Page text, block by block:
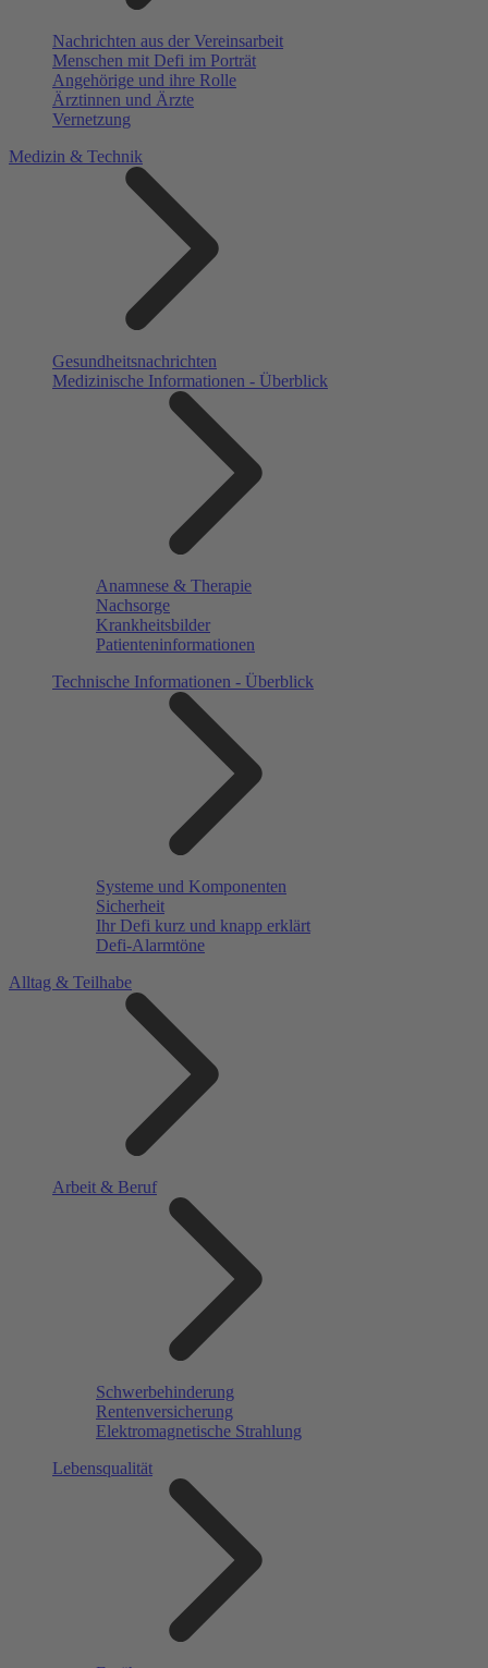
Nachrichten aus der Vereinsarbeit
Menschen mit Defi im Porträt
Angehörige und ihre Rolle
Ärztinnen und Ärzte
Vernetzung
Medizin & Technik
Gesundheitsnachrichten
Medizinische Informationen - Überblick
Anamnese & Therapie
Nachsorge
Krankheitsbilder
Patienteninformationen
Technische Informationen - Überblick
Systeme und Komponenten
Sicherheit
Ihr Defi kurz und knapp erklärt
Defi-Alarmtöne
Alltag & Teilhabe
Arbeit & Beruf
Schwerbehinderung
Rentenversicherung
Elektromagnetische Strahlung
Lebensqualität